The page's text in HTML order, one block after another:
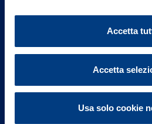
Accetta
Accetta
Usa solo cookie
Vittoria Assicurazioni S.p.A.
Part. IVA 01329510158
FAQ